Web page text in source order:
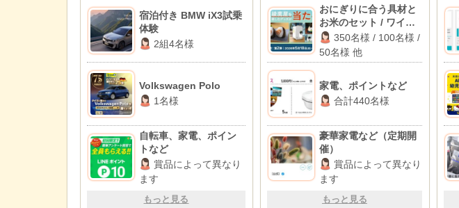
宿泊付き BMW iX3試乗
体験
2組4名様
Volkswagen Polo
1名様
自転車、家電、ポイン
トなど
賞品によって異なり
ます
もっと見る
おにぎりに合う具材と
お米のセット / ワイヤ
レス スピーカー / ミニ
冷蔵庫 他
350名様 / 100名様 /
50名様 他
家電、ポイントなど
合計440名様
豪華家電など（定期開
催）
賞品によって異なり
ます
もっと見る